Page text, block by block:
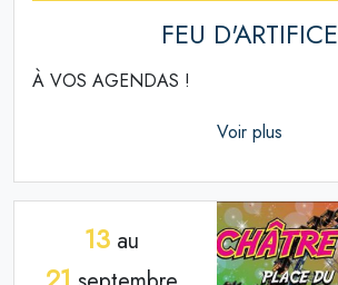
FEU D'ARTIFICE
À VOS AGENDAS !
Voir plus
13 au